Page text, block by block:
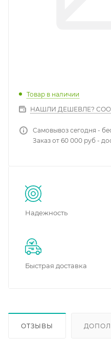
Товар в наличии
НАШЛИ ДЕШЕВЛЕ?
Самовывоз сегодня -
Заказ от 60 000 руб -
Надежность
Быстрая доставка
ОТЗЫВЫ